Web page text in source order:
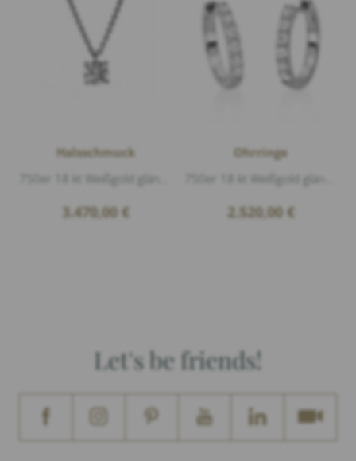
Halsschmuck
3.470,00 €
Ohrringe
2.520,00 €
Let's be friends!